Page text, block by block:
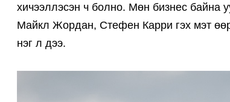
хичээллэсэн ч болно. Мөн бизнес байна
Майкл Жордан, Стефен Карри гэх мэт
нэг л дээ.